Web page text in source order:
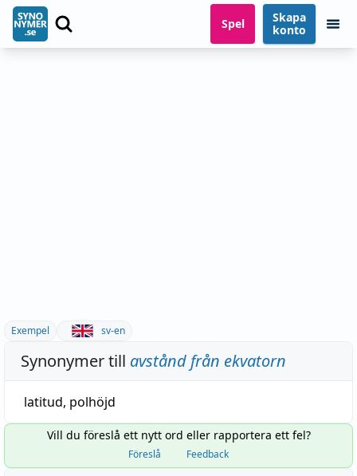
Spel
Skapa
konto
Exempel sv-en
Synonymer till avstånd från ekvatorn
latitud, polhöjd
Vill du föreslå ett nytt ord eller rapportera ett fel?
Föreslå Feedback